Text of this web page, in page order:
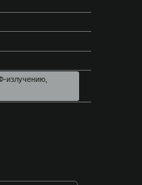
излучению,